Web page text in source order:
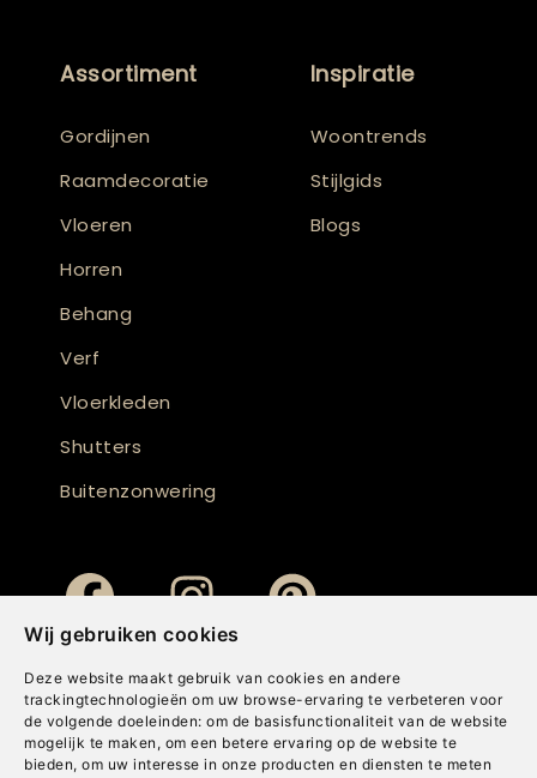
Wij gebruiken cookies
Deze website maakt gebruik van cookies en andere
trackingtechnologieën om uw browse-ervaring te verbeteren voor
de volgende doeleinden: om de basisfunctionaliteit van de website
mogelijk te maken , om een betere ervaring op de website te
bieden, om uw interesse in onze producten en diensten te meten
Assortiment
Gordijnen
Raamdecoratie
Vloeren
Horren
Behang
Verf
Vloerkleden
Shutters
Buitenzonwering
Inspiratie
Woontrends
Stijlgids
Blogs